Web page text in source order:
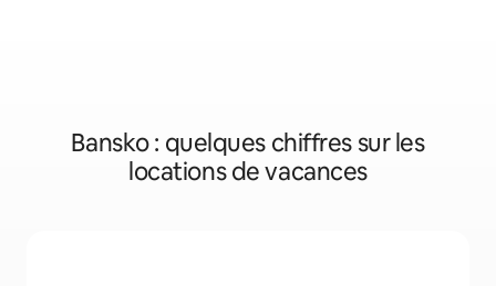
Bansko : quelques chiffres sur les
locations de vacances